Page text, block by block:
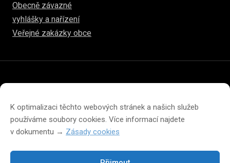
K optimalizaci těchto webových stránek a našich služeb
používáme soubory cookies. Více informací najdete
v dokumentu → Zásady cookies
Obecně závazné
vyhlášky a nařízení
Veřejné zakázky obce
Prohlášení o přístupnosti
Prohlášení o ochraně soukromí
Zásady cookies (EU)